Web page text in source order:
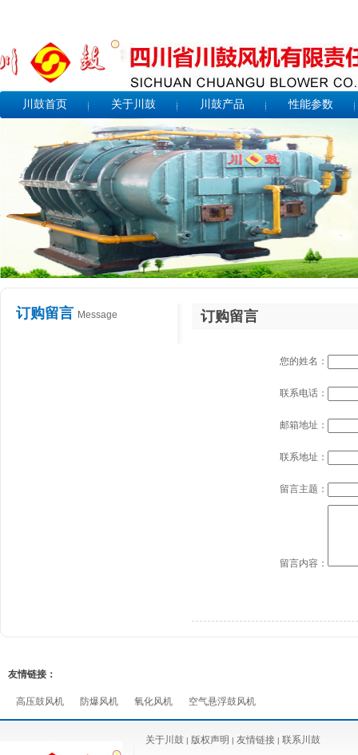
川鼓首页 关于川鼓 川鼓产品 性能参数
订购留言 Message 订购留言
您的姓名：
联系电话：
邮箱地址：
联系地址：
留言主题：
留言内容：
友情链接：
高压鼓风机 防爆风机 氧化风机 空气悬浮鼓风机
关于川鼓 | 版权声明 | 友情链接 | 联系川鼓